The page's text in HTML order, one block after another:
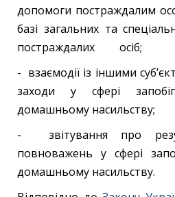
допомоги постраждалим
базі загальних та
постраждалих осіб;
- взаємодії із іншими
заходи у сфері
домашньому насильству;
- звітування про
повноважень у сфері
домашньому насильству.